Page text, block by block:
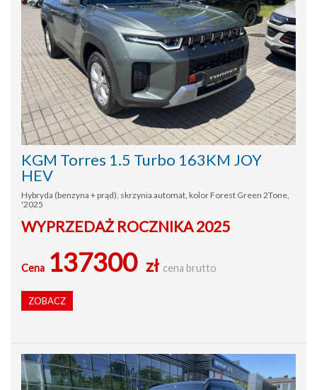
KGM Torres 1.5 Turbo 163KM JOY
HEV
Hybryda (benzyna + prąd), skrzynia automat, kolor Forest Green 2Tone,
'2025
WYPRZEDAŻ ROCZNIKA 2025
Cena 137300 zł cena brutto
ZOBACZ